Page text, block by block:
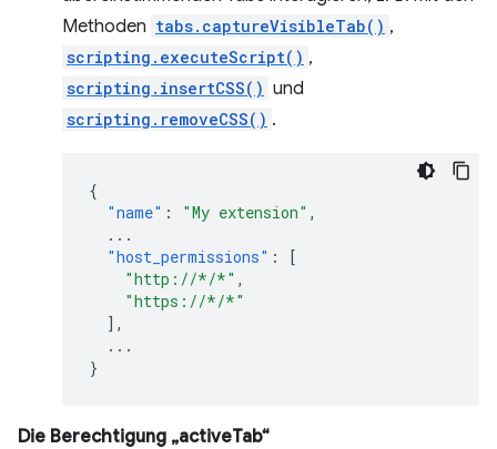
Methoden tabs.captureVisibleTab() ,
scripting.executeScript() ,
scripting.insertCSS() und
scripting.removeCSS() .
{
"name" : "My extension" ,
...
"host_permissions" :
[
"http://*/*" ,
"https://*/*"
],
...
}
Die Berechtigung „activeTab“